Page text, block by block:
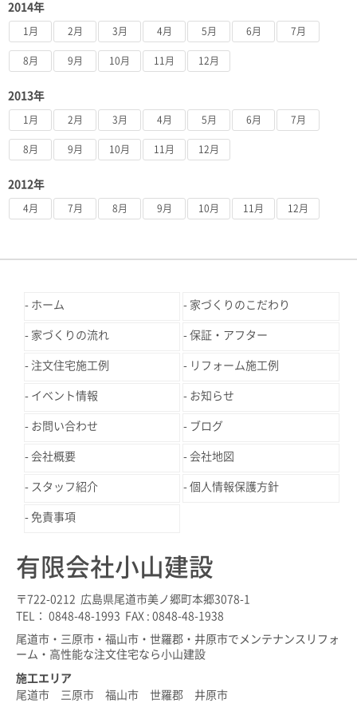
2014年
1月 2月 3月 4月 5月 6月 7月
8月 9月 10月 11月 12月
2013年
1月 2月 3月 4月 5月 6月 7月
8月 9月 10月 11月 12月
2012年
4月 7月 8月 9月 10月 11月 12月
ホーム 家づくりのこだわり
家づくりの流れ 保証・アフター
注文住宅施工例 リフォーム施工例
イベント情報 お知らせ
お問い合わせ ブログ
会社概要 会社地図
スタッフ紹介 個人情報保護方針
免責事項
有限会社小山建設
〒722-0212 広島県尾道市美ノ郷町本郷3078-1
TEL： 0848-48-1993 FAX : 0848-48-1938
尾道市・三原市・福山市・世羅郡・井原市でメンテナンスリフォ
ーム・高性能な注文住宅なら小山建設
施工エリア
尾道市 三原市 福山市 世羅郡 井原市